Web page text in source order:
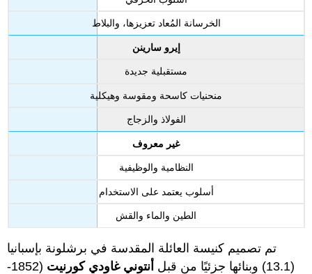
الخرسانة المُعاد تعزيزها، والبلاط
إيرو سارينن
مستقبلية جديدة
منحنيات كاسحة ومقوسة وهيكلية
الفولاذ والزجاج
غير معروف
النظامية والوظيفية
أسلوب يعتمد على الاستخدام
الطين والماء والقش
تم تصميم كنيسة العائلة المقدسة في برشلونة بإسبانيا
(13.1) وبنائها جزئيًا من قبل
أنتوني غاودي كورنيت
(1852-